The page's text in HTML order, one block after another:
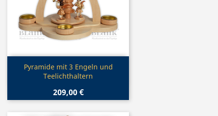
 Vorschau
Pyramide mit 3 Engeln und
Teelichthaltern
209,00 €